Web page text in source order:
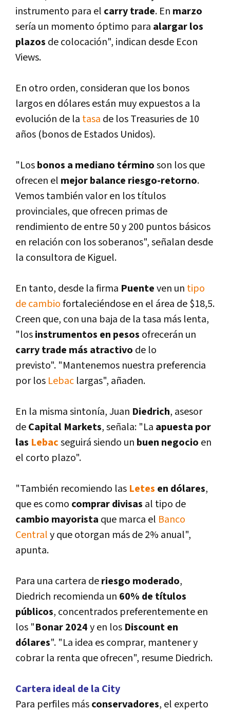
instrumento para el carry trade. En marzo
serí­a un momento óptimo para alargar los
plazos de colocación", indican desde Econ
Views.
En otro orden, consideran que los bonos
largos en dólares están muy expuestos a la
evolución de la tasa de los Treasuries de 10
años (bonos de Estados Unidos).
"Losbonos a mediano términoson los que
ofrecen el mejor balance riesgo-retorno.
Vemos también valor en los tí­tulos
provinciales, que ofrecen primas de
rendimiento de entre 50 y 200 puntos básicos
en relación con los soberanos", señalan desde
la consultora de Kiguel.
En tanto, desde la firma Puenteven un tipo
de cambiofortaleciéndose en el área de $18,5.
Creen que, con una baja de la tasa más lenta,
"losinstrumentos en pesos ofrecerán un
carry trade más atractivo de lo
previsto". "Mantenemos nuestra preferencia
por los Lebac largas", añaden.
En la misma sintoní­a, Juan Diedrich, asesor
deCapital Markets, señala: "La apuesta por
las Lebacseguirá siendo un buen negocio en
el corto plazo".
"También recomiendo las Letes en dólares,
que es como comprar divisas al tipo de
cambio mayorista que marca el Banco
Centraly que otorgan más de 2% anual",
apunta.
Para una cartera deriesgo moderado,
Diedrich recomienda un 60% de tí­tulos
públicos, concentrados preferentemente en
los "Bonar 2024y en los Discount en
dólares". "La idea es comprar, mantener y
cobrar la renta que ofrecen", resume Diedrich.
Cartera ideal de la City
Para perfiles másconservadores, el experto